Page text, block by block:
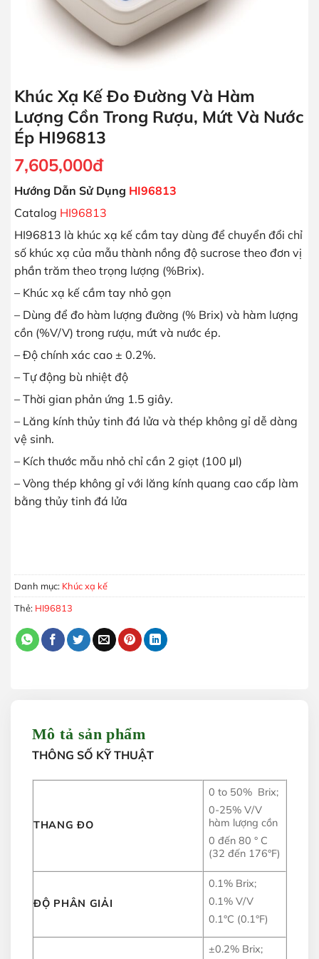
Khúc Xạ Kế Đo Đường Và Hàm
Lượng Cồn Trong Rượu, Mứt Và Nước
Ép HI96813
7,605,000đ
Hướng Dẫn Sử Dụng HI96813
Catalog HI96813
HI96813 là khúc xạ kế cầm tay dùng để chuyển đổi chỉ
số khúc xạ của mẫu thành nồng độ sucrose theo đơn vị
phần trăm theo trọng lượng (%Brix).
– Khúc xạ kế cầm tay nhỏ gọn
– Dùng để đo hàm lượng đường (% Brix) và hàm lượng
cồn (%V/V) trong rượu, mứt và nước ép.
– Độ chính xác cao ± 0.2%.
– Tự động bù nhiệt độ
– Thời gian phản ứng 1.5 giây.
– Lăng kính thủy tinh đá lửa và thép không gỉ dễ dàng
vệ sinh.
– Kích thước mẫu nhỏ chỉ cần 2 giọt (100 μl)
– Vòng thép không gỉ với lăng kính quang cao cấp làm
bằng thủy tinh đá lửa
Danh mục: Khúc xạ kế
Thẻ: HI96813
Mô tả sản phẩm
THÔNG SỐ KỸ THUẬT
THANG ĐO
0 to 50% Brix;
0-25% V/V
hàm lượng cồn
0 đến 80 ° C
(32 đến 176°F)
ĐỘ PHÂN GIẢI
0.1% Brix;
0.1% V/V
0.1°C (0.1°F)
±0.2% Brix;